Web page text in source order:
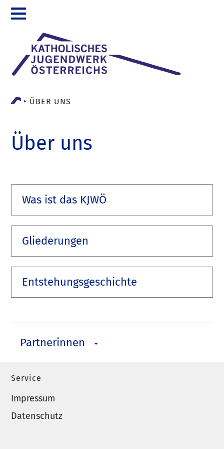
Zum
Inhalt
ÜBER UNS
Über uns
Was ist das KJWÖ
Gliederungen
Entstehungsgeschichte
Partnerinnen
Service
Impressum
Datenschutz